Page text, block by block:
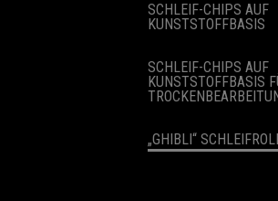
SCHLEIF-CHIPS AUF
KUNSTSTOFFBASIS
SCHLEIF-CHIPS AUF
KUNSTSTOFFBASIS
„GHIBLI“